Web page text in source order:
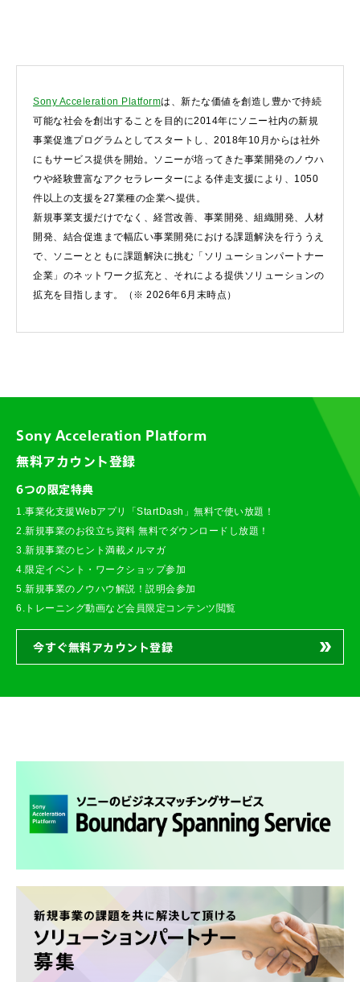
Sony Acceleration Platformは、新たな価値を創造し豊かで持続
可能な社会を創出することを目的に2014年にソニー社内の新規
事業促進プログラムとしてスタートし、2018年10月からは社外
にもサービス提供を開始。ソニーが培ってきた事業開発のノウハ
ウや経験豊富なアクセラレーターによる伴走支援により、1050
件以上の支援を27業種の企業へ提供。
新規事業支援だけでなく、経営改善、事業開発、組織開発、人材
開発、結合促進まで幅広い事業開発における課題解決を行ううえ
で、ソニーとともに課題解決に挑む「ソリューションパートナー
企業」のネットワーク拡充と、それによる提供ソリューションの
拡充を目指します。（※ 2026年6月末時点）
Sony Acceleration Platform
無料アカウント登録
6つの限定特典
1.事業化支援Webアプリ「StartDash」無料で使い放題！
2.新規事業のお役立ち資料 無料でダウンロードし放題！
3.新規事業のヒント満載メルマガ
4.限定イベント・ワークショップ参加
5.新規事業のノウハウ解説！説明会参加
6.トレーニング動画など会員限定コンテンツ閲覧
今すぐ無料アカウント登録